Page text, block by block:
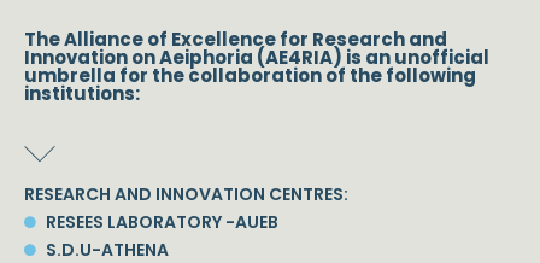
The Alliance of Excellence for Research and
Innovation on Aeiphoria (AE4RIA) is an unofficial
umbrella for the collaboration of the following
institutions:
RESEARCH AND INNOVATION CENTRES:
RESEES LABORATORY -AUEB
S.D.U-ATHENA